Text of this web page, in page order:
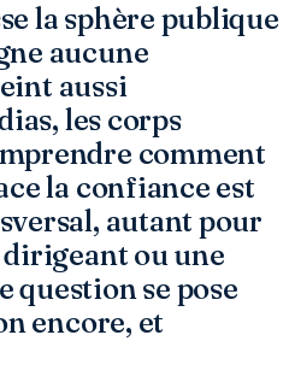
la sphère publique
aucune
aussi
les corps
comment
la confiance est
autant pour
ou une
question se pose
encore, et